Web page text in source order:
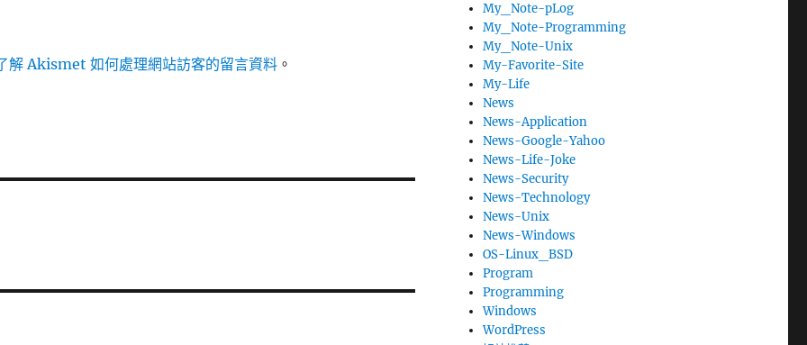
解 Akismet 如何處理網站訪客的留言資料 。
My_Note-pLog
My_Note-Programming
My_Note-Unix
My-Favorite-Site
My-Life
News
News-Application
News-Google-Yahoo
News-Life-Joke
News-Security
News-Technology
News-Unix
News-Windows
OS-Linux_BSD
Program
Programming
Windows
WordPress